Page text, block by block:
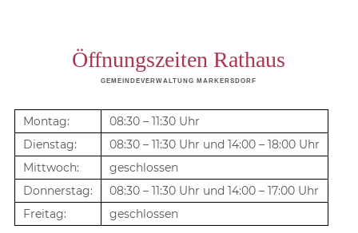
Öffnungszeiten Rathaus
GEMEINDEVERWALTUNG MARKERSDORF
Montag:
08:30 – 11:30 Uhr
Dienstag:
08:30 – 11:30 Uhr und 14:00 – 18:00 Uhr
Mittwoch:
geschlossen
Donnerstag:
08:30 – 11:30 Uhr und 14:00 – 17:00 Uhr
Freitag:
geschlossen